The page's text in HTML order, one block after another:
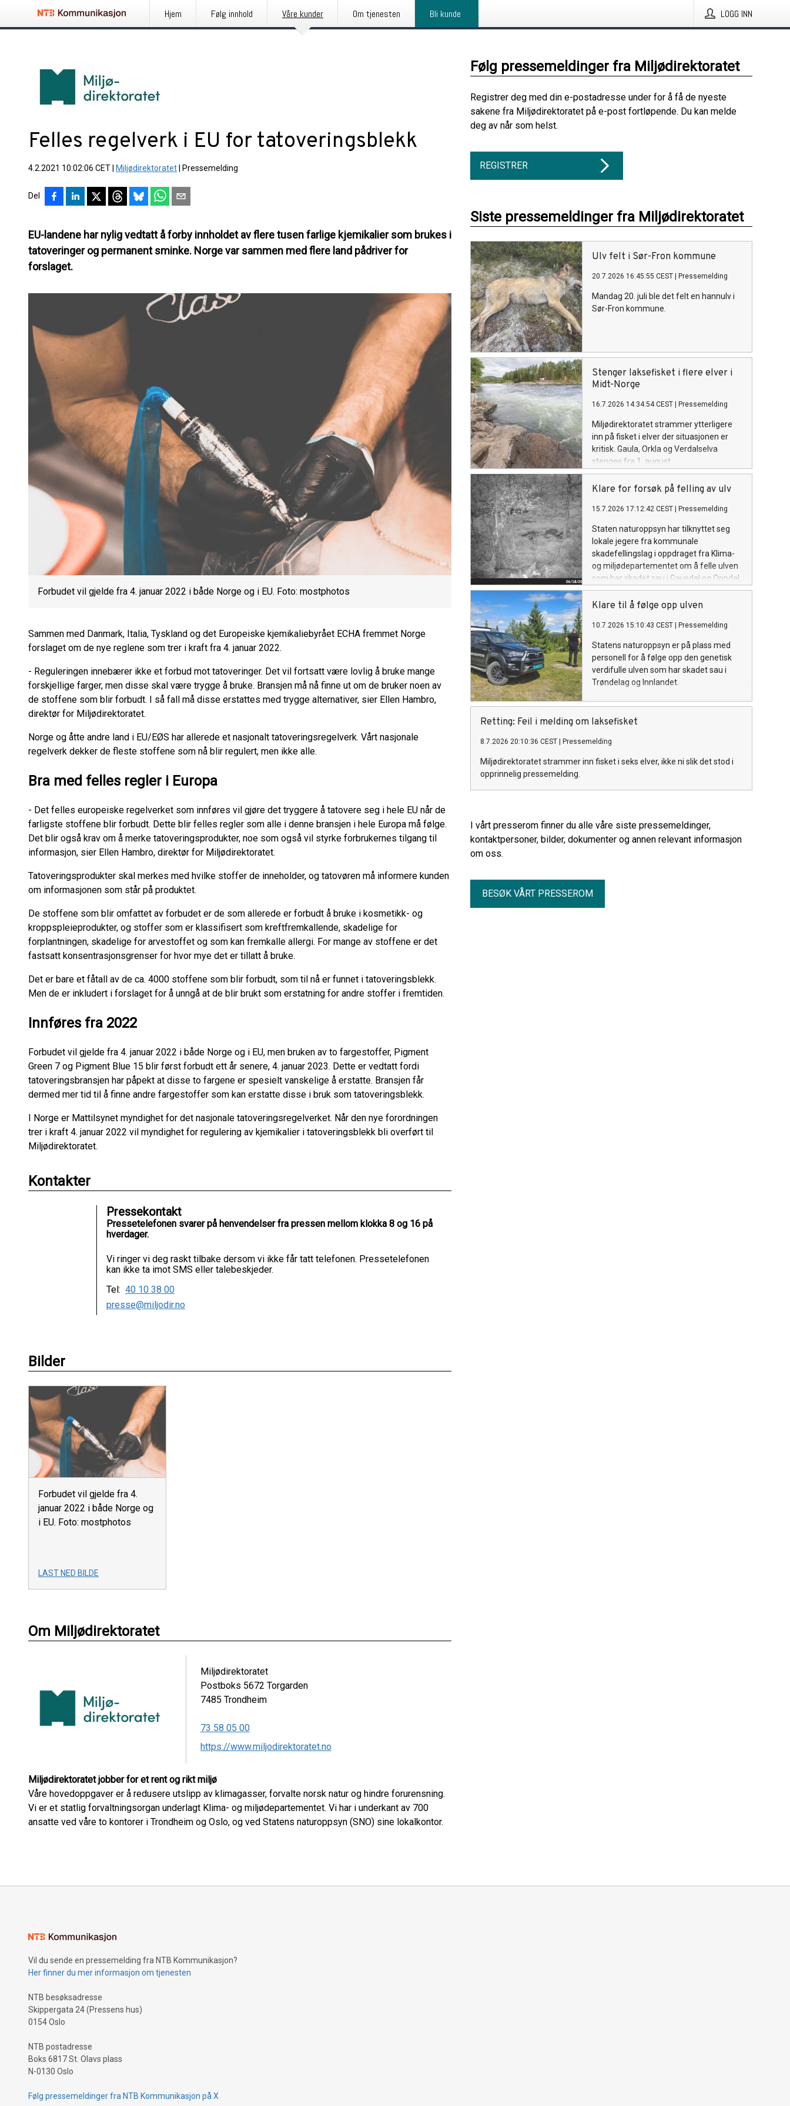
Hjem Følg innhold Våre kunder Om tjenesten Bli kunde LOGG INN
Felles regelverk i EU for tatoveringsblekk
4.2.2021 10:02:06 CET Miljødirektoratet Pressemelding
Del
EU-landene har nylig vedtatt å forby innholdet av flere tusen farlige kjemikalier som brukes i
tatoveringer og permanent sminke. Norge var sammen med flere land pådriver for
forslaget.
Forbudet vil gjelde fra 4. januar 2022 i både Norge og i EU. Foto: mostphotos
Sammen med Danmark, Italia, Tyskland og det Europeiske kjemikaliebyrået ECHA fremmet Norge
forslaget om de nye reglene som trer i kraft fra 4. januar 2022.
- Reguleringen innebærer ikke et forbud mot tatoveringer. Det vil fortsatt være lovlig å bruke mange
forskjellige farger, men disse skal være trygge å bruke. Bransjen må nå finne ut om de bruker noen av
de stoffene som blir forbudt. I så fall må disse erstattes med trygge alternativer, sier Ellen Hambro,
direktør for Miljødirektoratet.
Norge og åtte andre land i EU/EØS har allerede et nasjonalt tatoveringsregelverk. Vårt nasjonale
regelverk dekker de fleste stoffene som nå blir regulert, men ikke alle.
Bra med felles regler i Europa
- Det felles europeiske regelverket som innføres vil gjøre det tryggere å tatovere seg i hele EU når de
farligste stoffene blir forbudt. Dette blir felles regler som alle i denne bransjen i hele Europa må følge.
Det blir også krav om å merke tatoveringsprodukter, noe som også vil styrke forbrukernes tilgang til
informasjon, sier Ellen Hambro, direktør for Miljødirektoratet.
Tatoveringsprodukter skal merkes med hvilke stoffer de inneholder, og tatovøren må informere kunden
om informasjonen som står på produktet.
De stoffene som blir omfattet av forbudet er de som allerede er forbudt å bruke i kosmetikk- og
kroppspleieprodukter, og stoffer som er klassifisert som kreftfremkallende, skadelige for
forplantningen, skadelige for arvestoffet og som kan fremkalle allergi. For mange av stoffene er det
fastsatt konsentrasjonsgrenser for hvor mye det er tillatt å bruke.
Det er bare et fåtall av de ca. 4000 stoffene som blir forbudt, som til nå er funnet i tatoveringsblekk.
Men de er inkludert i forslaget for å unngå at de blir brukt som erstatning for andre stoffer i fremtiden.
Innføres fra 2022
Forbudet vil gjelde fra 4. januar 2022 i både Norge og i EU, men bruken av to fargestoffer, Pigment
Green 7 og Pigment Blue 15 blir først forbudt ett år senere, 4. januar 2023. Dette er vedtatt fordi
tatoveringsbransjen har påpekt at disse to fargene er spesielt vanskelige å erstatte. Bransjen får
dermed mer tid til å finne andre fargestoffer som kan erstatte disse i bruk som tatoveringsblekk.
I Norge er Mattilsynet myndighet for det nasjonale tatoveringsregelverket. Når den nye forordningen
trer i kraft 4. januar 2022 vil myndighet for regulering av kjemikalier i tatoveringsblekk bli overført til
Miljødirektoratet.
Kontakter
Pressekontakt
Pressetelefonen svarer på henvendelser fra pressen mellom klokka 8 og 16 på
hverdager.
Vi ringer vi deg raskt tilbake dersom vi ikke får tatt telefonen. Pressetelefonen
kan ikke ta imot SMS eller talebeskjeder.
Tel: 40 10 38 00
presse@miljodir.no
Bilder
Forbudet vil gjelde fra 4.
januar 2022 i både Norge og
i EU. Foto: mostphotos
LAST NED BILDE
Om Miljødirektoratet
Miljødirektoratet
Postboks 5672 Torgarden
7485 Trondheim
73 58 05 00
https://www.miljodirektoratet.no
Miljødirektoratet jobber for et rent og rikt miljø
Våre hovedoppgaver er å redusere utslipp av klimagasser, forvalte norsk natur og hindre forurensning.
Vi er et statlig forvaltningsorgan underlagt Klima- og miljødepartementet. Vi har i underkant av 700
ansatte ved våre to kontorer i Trondheim og Oslo, og ved Statens naturoppsyn (SNO) sine lokalkontor.
Følg pressemeldinger fra Miljødirektoratet
Registrer deg med din e-postadresse under for å få de nyeste
sakene fra Miljødirektoratet på e-post fortløpende. Du kan melde
deg av når som helst.
REGISTRER
Siste pressemeldinger fra Miljødirektoratet
Ulv felt i Sør-Fron kommune
20.7.2026 16:45:55 CEST Pressemelding
Mandag 20. juli ble det felt en hannulv i
Sør-Fron kommune.
Stenger laksefisket i flere elver i
Midt-Norge
16.7.2026 14:34:54 CEST Pressemelding
Miljødirektoratet strammer ytterligere
inn på fisket i elver der situasjonen er
kritisk. Gaula, Orkla og Verdalselva
stenges fra 1. august.
Klare for forsøk på felling av ulv
15.7.2026 17:12:42 CEST Pressemelding
Staten naturoppsyn har tilknyttet seg
lokale jegere fra kommunale
skadefellingslag i oppdraget fra Klima-
og miljødepartementet om å felle ulven
som har skadet sau i Gausdal og Oppdal.
Klare til å følge opp ulven
10.7.2026 15:10:43 CEST Pressemelding
Statens naturoppsyn er på plass med
personell for å følge opp den genetisk
verdifulle ulven som har skadet sau i
Trøndelag og Innlandet.
Retting: Feil i melding om laksefisket
8.7.2026 20:10:36 CEST Pressemelding
Miljødirektoratet strammer inn fisket i seks elver, ikke ni slik det stod i
opprinnelig pressemelding.
I vårt presserom finner du alle våre siste pressemeldinger,
kontaktpersoner, bilder, dokumenter og annen relevant informasjon
om oss.
BESØK VÅRT PRESSEROM
Vil du sende en pressemelding fra NTB Kommunikasjon?
Her finner du mer informasjon om tjenesten
NTB besøksadresse
Skippergata 24 (Pressens hus)
0154 Oslo
NTB postadresse
Boks 6817 St. Olavs plass
N-0130 Oslo
Følg pressemeldinger fra NTB Kommunikasjon på X